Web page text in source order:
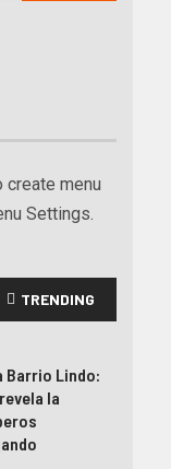
create menu
Settings.
TRENDING
Barrio Lindo:
la